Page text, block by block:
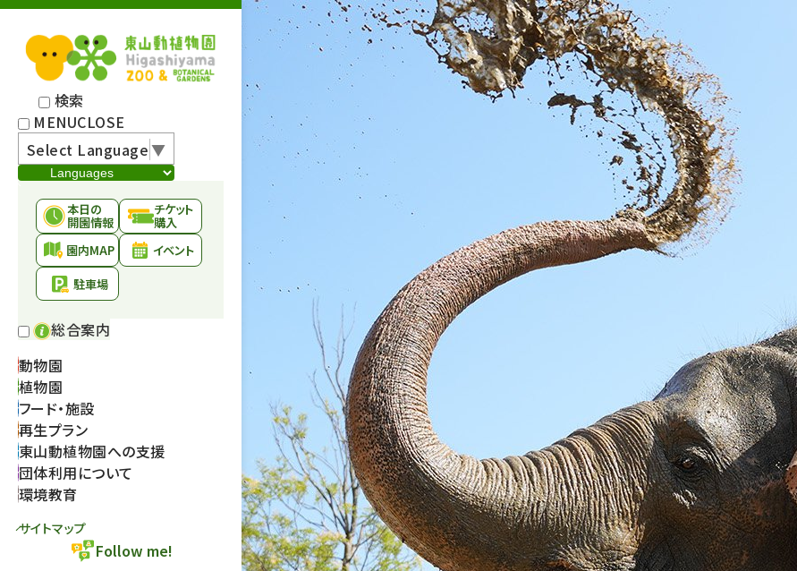
検索
MENUCLOSE
Select Language▼
本日の
開園情報
チケット
購入
園内MAP
イベント
駐車場
総合案内
動物園
植物園
フード・施設
再生プラン
東山動植物園への支援
団体利用について
環境教育
サイトマップ
Follow me!